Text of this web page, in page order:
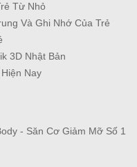
Từ Nhỏ
Và Ghi Nhớ Của Trẻ
3D Nhật Bản
Nay
- Săn Cơ Giảm Mỡ Số 1